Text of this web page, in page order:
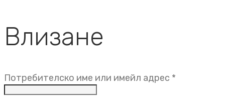
Влизане
Потребителско име или имейл адрес *